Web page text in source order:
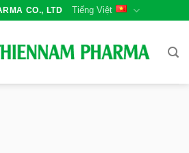
CO., LTD Tiếng Việt